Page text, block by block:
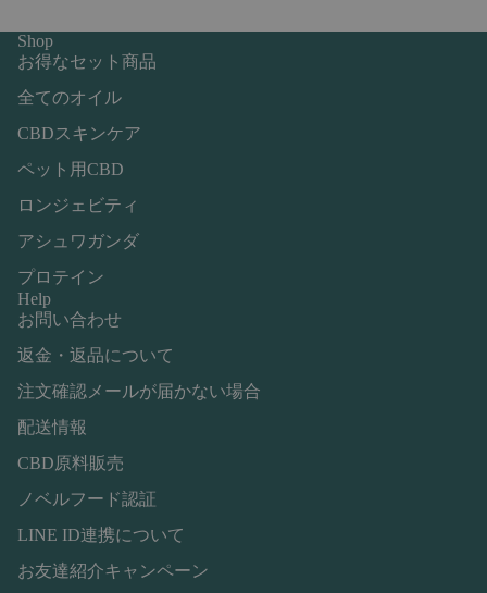
Shop
お得なセット商品
全てのオイル
CBDスキンケア
ペット用CBD
ロンジェビティ
アシュワガンダ
プロテイン
Help
お問い合わせ
返金・返品について
注文確認メールが届かない場合
配送情報
CBD原料販売
ノベルフード認証
LINE ID連携について
お友達紹介キャンペーン